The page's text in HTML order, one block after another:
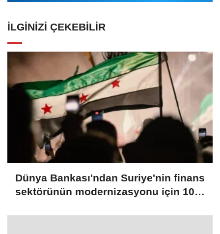
İLGINIZI ÇEKEBILIR
Dünya Bankası'ndan Suriye'nin finans
sektörünün modernizasyonu için 100